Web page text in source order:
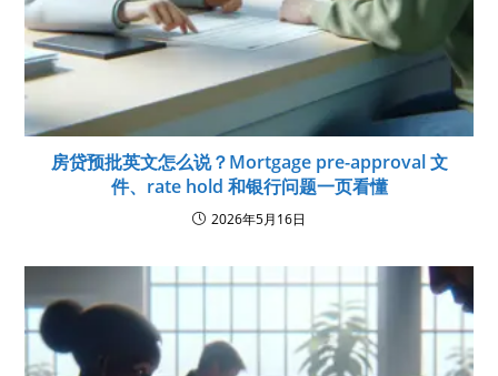
房贷预批英文怎么说？Mortgage pre-approval 文
件、rate hold 和银行问题一页看懂
2026年5月16日